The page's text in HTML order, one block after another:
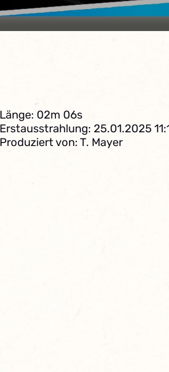
Länge: 02m 06s
Erstausstrahlung: 25.01.2025
Produziert von: T. Mayer